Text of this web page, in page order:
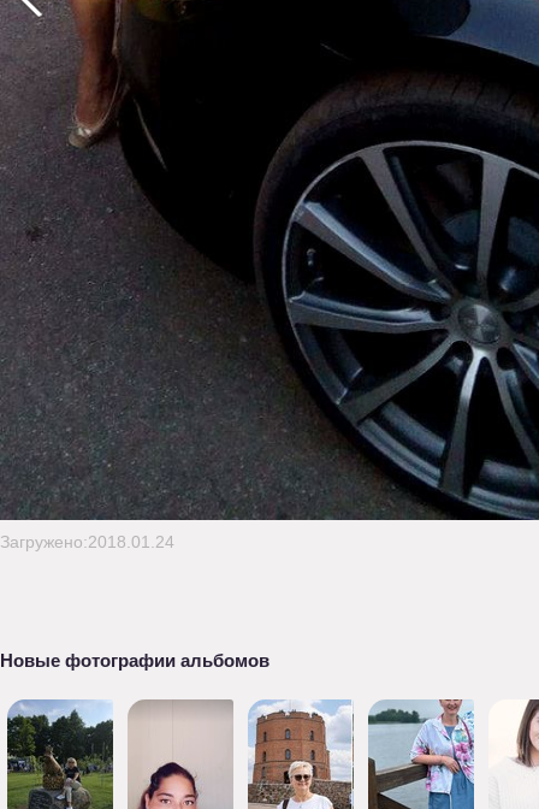
Загружено:2018.01.24
Новые фотографии альбомов